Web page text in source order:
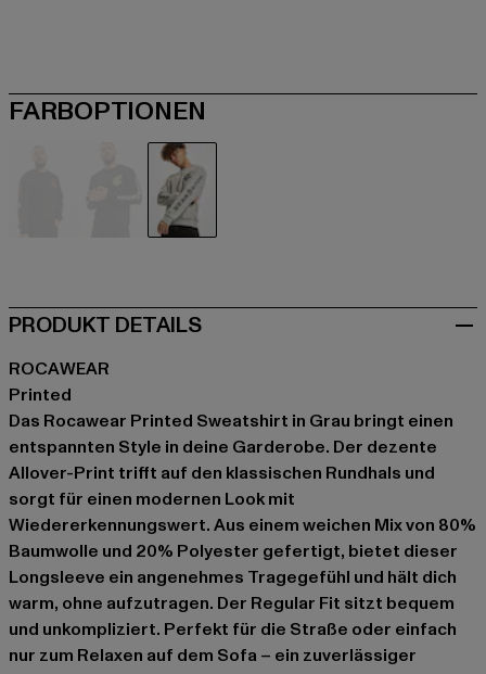
FARBOPTIONEN
PRODUKT DETAILS
ROCAWEAR
Printed
Das Rocawear Printed Sweatshirt in Grau bringt einen
entspannten Style in deine Garderobe. Der dezente
Allover-Print trifft auf den klassischen Rundhals und
sorgt für einen modernen Look mit
Wiedererkennungswert. Aus einem weichen Mix von 80%
Baumwolle und 20% Polyester gefertigt, bietet dieser
Longsleeve ein angenehmes Tragegefühl und hält dich
warm, ohne aufzutragen. Der Regular Fit sitzt bequem
und unkompliziert. Perfekt für die Straße oder einfach
nur zum Relaxen auf dem Sofa – ein zuverlässiger